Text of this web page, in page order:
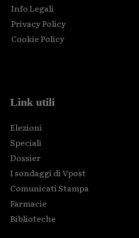
Info Legali
Privacy Policy
Cookie Policy
Link utili
Elezioni
Speciali
Dossier
I sondaggi di Vpost
Comunicati Stampa
Farmacie
Biblioteche